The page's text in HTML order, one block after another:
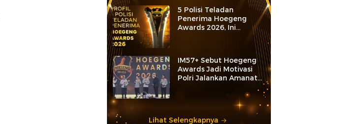
5 Polisi Teladan
Penerima Hoegeng
Awards 2026, Ini
Kategori dan Kiprahnya
IM57+ Sebut Hoegeng
Awards Jadi Motivasi
Polri Jalankan Amanat
Lihat Selengkapnya